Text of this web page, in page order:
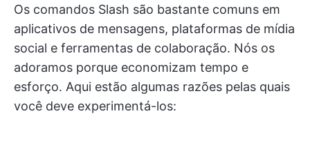
Os comandos Slash são bastante comuns em
aplicativos de mensagens, plataformas de mídia
social e ferramentas de colaboração. Nós os
adoramos porque economizam tempo e
esforço. Aqui estão algumas razões pelas quais
você deve experimentá-los: